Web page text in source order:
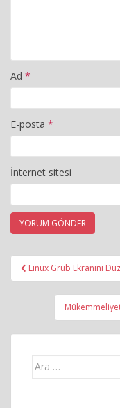
Ad *
E-posta *
İnternet sitesi
Yazı
gezinmesi
Linux Grub Ekranını
Arama